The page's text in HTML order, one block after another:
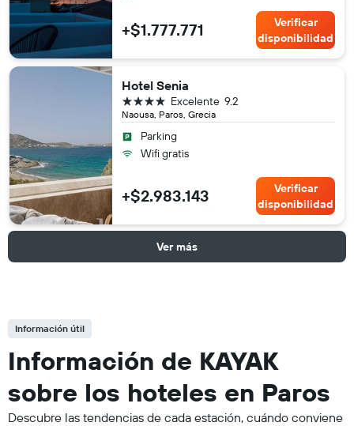
+$1.777.771
Verificar
disponibilidad
Hotel Senia
Naousa, Paros, Grecia
9.2
Excelente
4 estrellas
Parking
Wifi gratis
+$2.983.143
Verificar
disponibilidad
Ver más
Información útil
Información de KAYAK
sobre los hoteles en Paros
Descubre las tendencias de cada estación, cuándo conviene